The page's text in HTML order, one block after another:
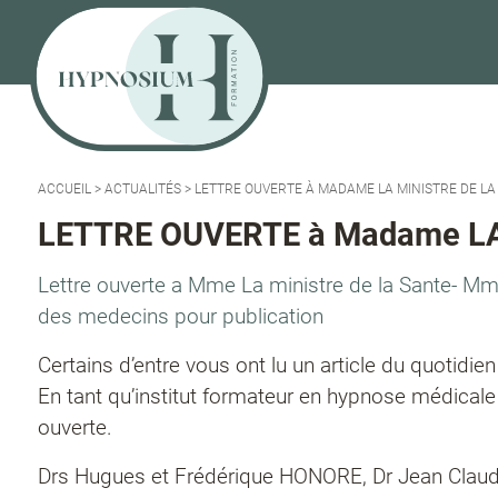
ACCUEIL > ACTUALITÉS > LETTRE OUVERTE À MADAME LA MINISTRE DE
LETTRE OUVERTE à Madame
Lettre ouverte a Mme La ministre de la Sante-
des medecins pour publication
Certains d’entre vous ont lu un article du
En tant qu’institut formateur en hypnose
ouverte.
Drs Hugues et Frédérique HONORE, Dr Jean